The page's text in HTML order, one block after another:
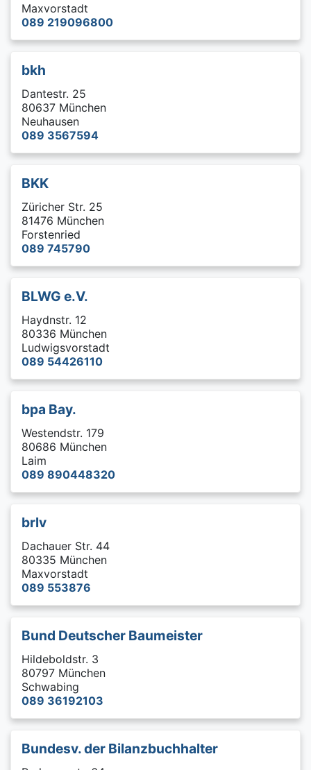
Maxvorstadt
089 219096800
bkh
Dantestr. 25
80637 München
Neuhausen
089 3567594
BKK
Züricher Str. 25
81476 München
Forstenried
089 745790
BLWG e.V.
Haydnstr. 12
80336 München
Ludwigsvorstadt
089 54426110
bpa Bay.
Westendstr. 179
80686 München
Laim
089 890448320
brlv
Dachauer Str. 44
80335 München
Maxvorstadt
089 553876
Bund Deutscher Baumeister
Hildeboldstr. 3
80797 München
Schwabing
089 36192103
Bundesv. der Bilanzbuchhalter